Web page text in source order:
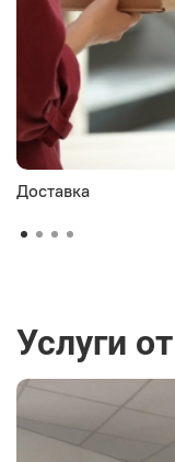
Доставка
Услуги